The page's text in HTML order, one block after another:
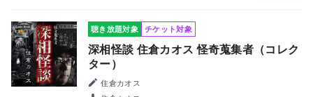
聴き放題対象 チケット対象
深相怪談 住倉カオス 怪奇蒐集者（コレク
ター）
住倉カオス